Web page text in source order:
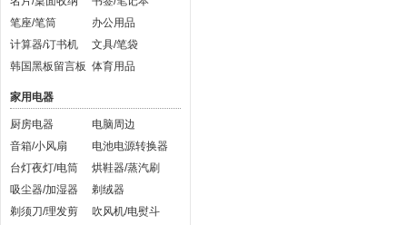
笔座/笔筒
办公用品
计算器/订书机
文具/笔袋
韩国黑板留言板 体育用品
家用电器
厨房电器
电脑周边
音箱/小风扇
电池电源转换器
台灯夜灯/电筒
烘鞋器/蒸汽刷
吸尘器/加湿器
剃绒器
剃须刀/理发剪
吹风机/电熨斗